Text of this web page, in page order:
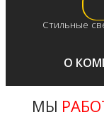
Стильные
О
МЫ